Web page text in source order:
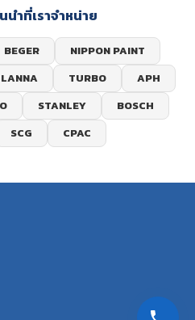
ำที่เราจำหน่าย
BEGER
NIPPON PAINT
LANNA TURBO
APH
STANLEY
BOSCH
SCG CPAC